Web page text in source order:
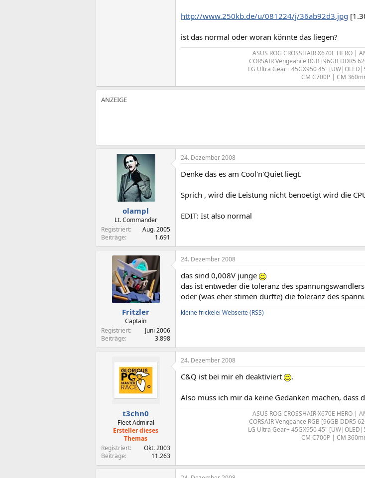
http://www.250kb.de/u/081224/j/36ab92d3.jpg
ist das normal oder woran könnte das liegen?
ASUS ROG CROSSHAIR X670E HERO |
CORSAIR Vengeance RGB [96GB DDR5
LG Ultra Gear+ 45GX950 45"
CM C700P | CM
olampl
Lt. Commander
Registriert
Aug. 2005
Beiträge
1.691
24. Dezember 2008
Denke das es am Cool'n'Quiet liegt.
Sprich , wird die Leistung nicht benoetigt wird die
EDIT: Ist also normal
Fritzler
Captain
Registriert
Juni 2006
Beiträge
3.898
24. Dezember 2008
das sind 0,008V junge
das ist entweder die toleranz des spannungswandlers
oder (was eher stimen dürfte) die toleranz des
kleine frickelei Webseite(RSS)
t3chn0
Fleet Admiral
Ersteller dieses
Themas
Registriert
Okt. 2003
Beiträge
11.263
24. Dezember 2008
C&Q ist bei mir eh deaktiviert .
Also muss ich mir da keine Gedanken machen, dass
ASUS ROG CROSSHAIR X670E HERO |
CORSAIR Vengeance RGB [96GB DDR5
LG Ultra Gear+ 45GX950 45"
CM C700P | CM